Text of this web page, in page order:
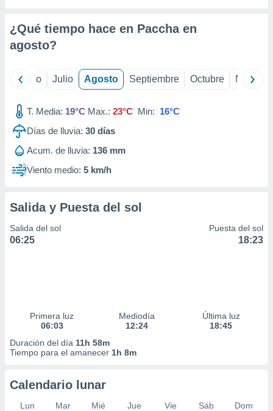
e
de
¿Qué tiempo hace en Paccha en
agosto?
Junio Julio Agosto Septiembre Octubre
T. Media: 19°C Max.: 23°C Min: 16°C
Días de lluvia: 30 días
Acum. de lluvia: 136 mm
Viento medio: 5 km/h
Salida y Puesta del sol
Salida del sol
06:25
Puesta del sol
18:23
Primera luz
06:03
Mediodía
12:24
Última luz
18:45
Duración del día 11h 58m
Tiempo para el amanecer 1h 8m
Calendario lunar
Lun Mar Mié Jue Vie Sáb
Dom